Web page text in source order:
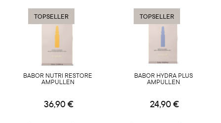
TOPSELLER
BABOR NUTRI RESTORE
AMPULLEN
36,90 €
TOPSELLER
BABOR HYDRA PLUS
AMPULLEN
24,90 €